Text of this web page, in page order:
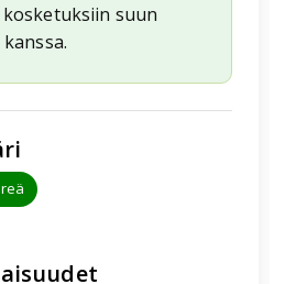
suun